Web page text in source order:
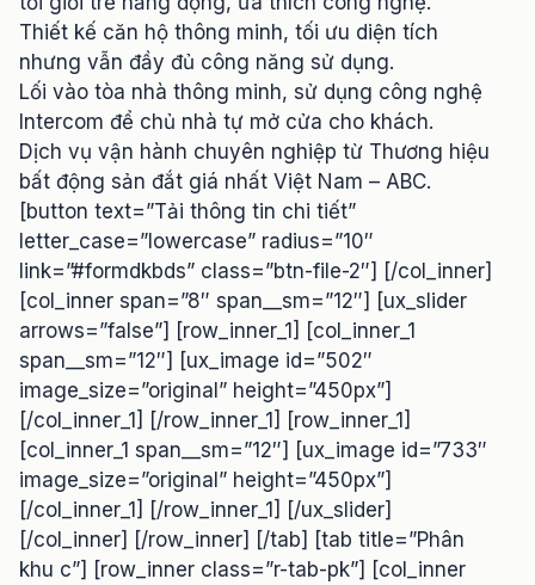
Thiết kế căn hộ thông minh, tối ưu diện tích
nhưng vẫn đầy đủ công năng sử dụng.
Lối vào tòa nhà thông minh, sử dụng công nghệ
Intercom để chủ nhà tự mở cửa cho khách.
Dịch vụ vận hành chuyên nghiệp từ Thương hiệu
bất động sản đắt giá nhất Việt Nam – ABC.
[button text=”Tải thông tin chi tiết”
letter_case=”lowercase” radius=”10″
link=”#formdkbds” class=”btn-file-2″] [/col_inner]
[col_inner span=”8″ span__sm=”12″] [ux_slider
arrows=”false”] [row_inner_1] [col_inner_1
span__sm=”12″] [ux_image id=”502″
image_size=”original” height=”450px”]
[/col_inner_1] [/row_inner_1] [row_inner_1]
[col_inner_1 span__sm=”12″] [ux_image id=”733″
image_size=”original” height=”450px”]
[/col_inner_1] [/row_inner_1] [/ux_slider]
[/col_inner] [/row_inner] [/tab] [tab title=”Phân
khu c”] [row_inner class=”r-tab-pk”] [col_inner